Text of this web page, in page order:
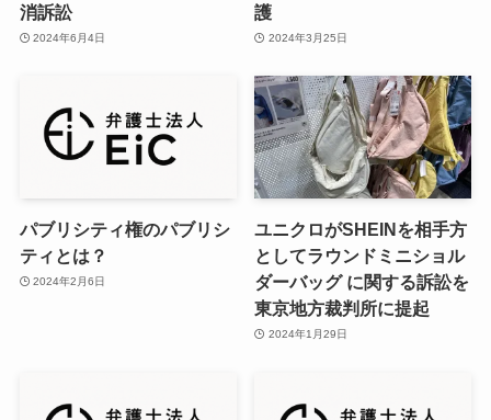
消訴訟
2024年6月4日
護
2024年3月25日
パブリシティ権のパブリシ
ティとは？
2024年2月6日
ユニクロがSHEINを相手方
としてラウンドミニショル
ダーバッグ に関する訴訟を
東京地方裁判所に提起
2024年1月29日